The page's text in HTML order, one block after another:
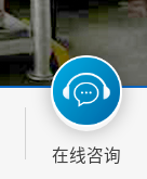
在线咨询